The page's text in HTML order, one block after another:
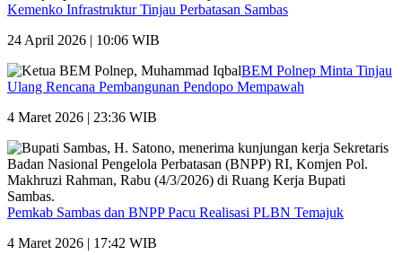
Kemenko Infrastruktur Tinjau Perbatasan Sambas
24 April 2026 | 10:06 WIB
BEM Polnep Minta Tinjau
Ulang Rencana Pembangunan Pendopo Mempawah
4 Maret 2026 | 23:36 WIB
Pemkab Sambas dan BNPP Pacu Realisasi PLBN Temajuk
4 Maret 2026 | 17:42 WIB